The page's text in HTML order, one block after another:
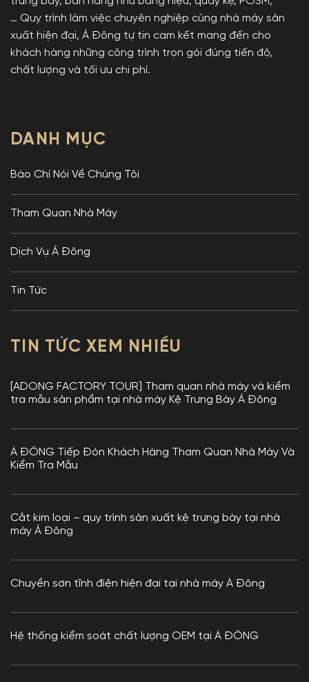
… Quy trình làm việc chuyên nghiệp cùng nhà máy sản
xuất hiện đại, Á Đông tự tin cam kết mang đến cho
khách hàng những công trình trọn gói đúng tiến độ,
chất lượng và tối ưu chi phí.
DANH MỤC
Báo Chí Nói Về Chúng Tôi
Tham Quan Nhà Máy
Dịch Vụ Á Đông
Tin Tức
TIN TỨC XEM NHIỀU
[ADONG FACTORY TOUR] Tham quan nhà máy và kiểm
tra mẫu sản phẩm tại nhà máy Kệ Trưng Bày Á Đông
Á ĐÔNG Tiếp Đón Khách Hàng Tham Quan Nhà Máy Và
Kiểm Tra Mẫu
Cắt kim loại – quy trình sản xuất kệ trưng bày tại nhà
máy Á Đông
Chuyền sơn tĩnh điện hiện đại tại nhà máy Á Đông
Hệ thống kiểm soát chất lượng OEM tại Á ĐÔNG